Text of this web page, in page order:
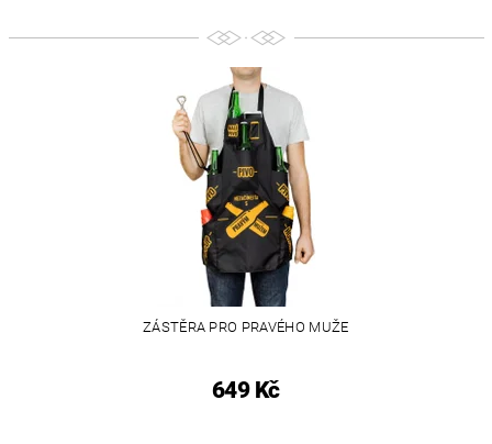
ZÁSTĚRA PRO PRAVÉHO MUŽE
649 Kč